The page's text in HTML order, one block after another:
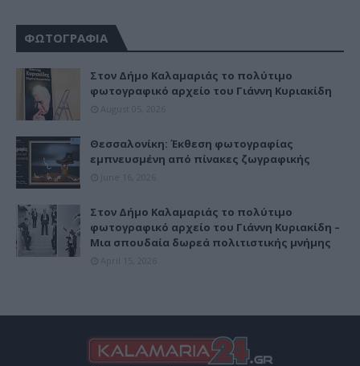
ΦΩΤΟΓΡΑΦΙΑ
Στον Δήμο Καλαμαριάς το πολύτιμο
φωτογραφικό αρχείο του Γιάννη Κυριακίδη
Θεσσαλονίκη: Έκθεση φωτογραφίας
εμπνευσμένη από πίνακες ζωγραφικής
Στον Δήμο Καλαμαριάς το πολύτιμο
φωτογραφικό αρχείο του Γιάννη Κυριακίδη –
Μια σπουδαία δωρεά πολιτιστικής μνήμης